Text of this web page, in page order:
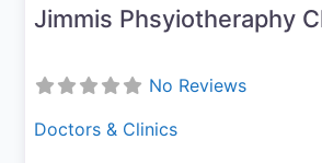
No Reviews
Doctors & Clinics